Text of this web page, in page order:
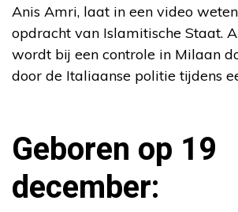
Anis Amri, laat in een video
opdracht van Islamitische Staat.
wordt bij een controle in Milaan
door de Italiaanse politie tijdens
Geboren op 19
december: